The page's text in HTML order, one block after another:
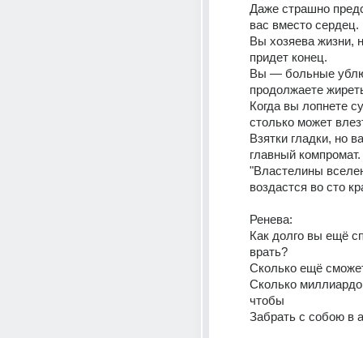
Даже страшно
вас вместо сердец.
Вы хозяева жизни,
придет конец.
Вы — больные
продолжаете
Когда вы лопнете
столько может
Взятки гладки, но
главный компромат.
"Властелины
воздастся во сто
Ренева:
Как долго вы ещё
врать?
Сколько ещё
Сколько
чтобы
Забрать с собою в